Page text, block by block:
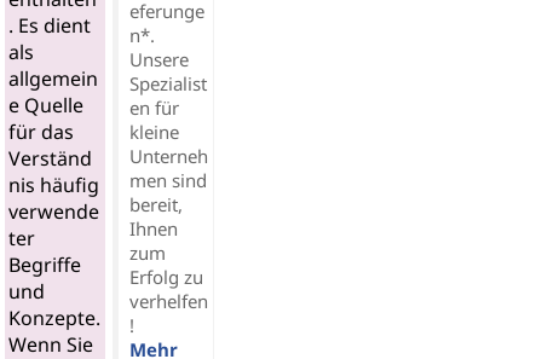
. Es dient
als
allgemein
e Quelle
für das
Verständ
nis häufig
verwende
ter
Begriffe
und
Konzepte.
Wenn Sie
eferunge
n*.
Unsere
Spezialist
en für
kleine
Unterneh
men sind
bereit,
Ihnen
zum
Erfolg zu
verhelfen
!
Mehr